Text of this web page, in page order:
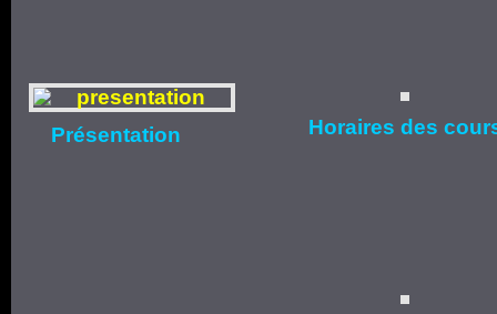
Présentation Horaires des